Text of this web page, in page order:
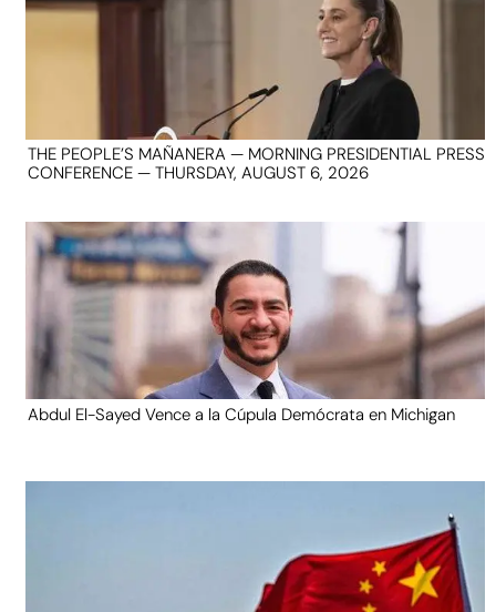
THE PEOPLE’S MAÑANERA — MORNING PRESIDENTIAL PRESS
CONFERENCE — THURSDAY, AUGUST 6, 2026
Abdul El-Sayed Vence a la Cúpula Demócrata en Michigan